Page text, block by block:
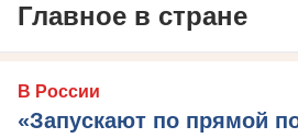
Главное в стране
В России
«Запускают по прямой